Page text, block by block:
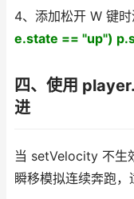
4、添加松开 W 键时
e.state == "up")
四、使用
进
当 setVelocity 不生
瞬移模拟连续奔跑，